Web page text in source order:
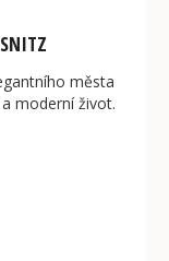
města
moderní život.